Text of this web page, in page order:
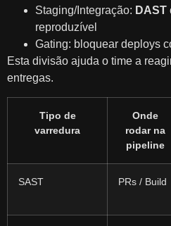
Staging/Integração: DAST
reproduzível
Gating: bloquear deploys
Esta divisão ajuda o time a
entregas.
Tipo de
varredura
Onde
rodar na
pipeline
SAST PRs / Build